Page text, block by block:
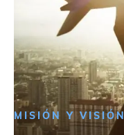
MISIÓN Y VISIÓN